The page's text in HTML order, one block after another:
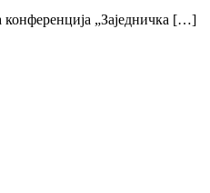
конференција „Заједничка […]